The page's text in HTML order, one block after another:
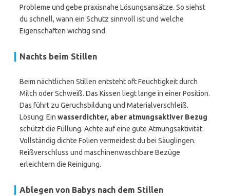
Probleme und gebe praxisnahe Lösungsansätze. So siehst
du schnell, wann ein Schutz sinnvoll ist und welche
Eigenschaften wichtig sind.
Nachts beim Stillen
Beim nächtlichen Stillen entsteht oft Feuchtigkeit durch
Milch oder Schweiß. Das Kissen liegt lange in einer Position.
Das führt zu Geruchsbildung und Materialverschleiß.
Lösung: Ein wasserdichter, aber atmungsaktiver Bezug
schützt die Füllung. Achte auf eine gute Atmungsaktivität.
Vollständig dichte Folien vermeidest du bei Säuglingen.
Reißverschluss und maschinenwaschbare Bezüge
erleichtern die Reinigung.
Ablegen von Babys nach dem Stillen